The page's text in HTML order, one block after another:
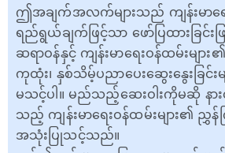
ဤအချက်အလက်များသည် ကျန်းမာရေ
ရည်ရွယ်ချက်ဖြင့်သာ ဖော်ပြထားခြင်း
ဆရာဝန်နှင့် ကျန်းမာရေးဝန်ထမ်းများ၏
ကုထုံး၊ နှစ်သိမ့်ပညာပေးဆွေးနွေးခြင်း
မသင့်ပါ။ မည်သည့်ဆေးဝါးကိုမဆို န
သည့် ကျန်းမာရေးဝန်ထမ်းများ၏ ညွှန်
အသုံးပြုသင့်သည်။